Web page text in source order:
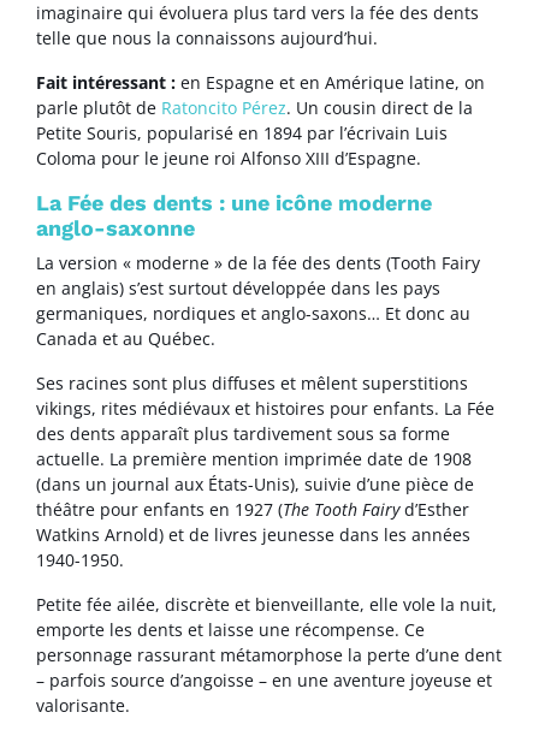
imaginaire qui évoluera plus tard vers la fée des dents
telle que nous la connaissons aujourd’hui.
Fait intéressant : en Espagne et en Amérique latine, on
parle plutôt de Ratoncito Pérez. Un cousin direct de la
Petite Souris, popularisé en 1894 par l’écrivain Luis
Coloma pour le jeune roi Alfonso XIII d’Espagne.
La Fée des dents : une icône moderne
anglo-saxonne
La version « moderne » de la fée des dents (Tooth Fairy
en anglais) s’est surtout développée dans les pays
germaniques, nordiques et anglo-saxons… Et donc au
Canada et au Québec.
Ses racines sont plus diffuses et mêlent superstitions
vikings, rites médiévaux et histoires pour enfants. La Fée
des dents apparaît plus tardivement sous sa forme
actuelle. La première mention imprimée date de 1908
(dans un journal aux États-Unis), suivie d’une pièce de
théâtre pour enfants en 1927 (The Tooth Fairyd’Esther
Watkins Arnold) et de livres jeunesse dans les années
1940-1950.
Petite fée ailée, discrète et bienveillante, elle vole la nuit,
emporte les dents et laisse une récompense. Ce
personnage rassurant métamorphose la perte d’une dent
– parfois source d’angoisse – en une aventure joyeuse et
valorisante.